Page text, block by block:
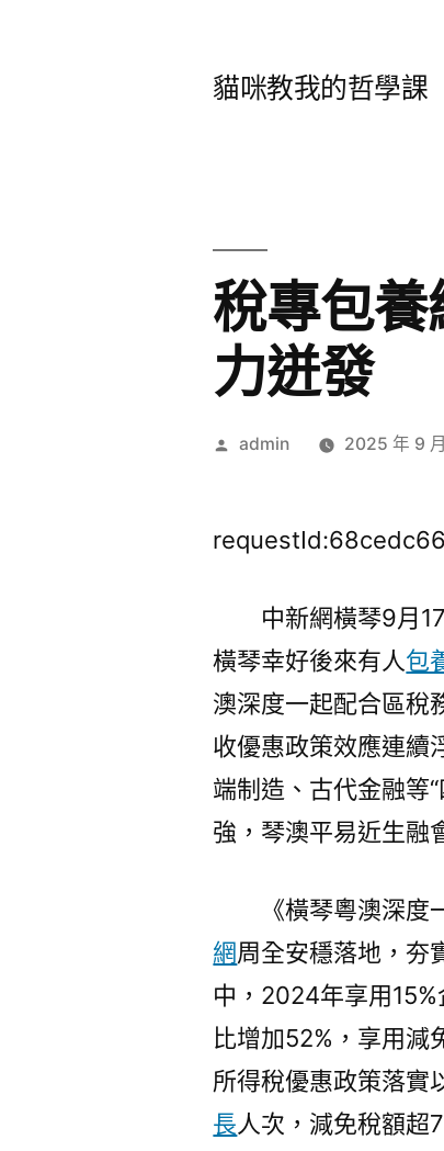
貓咪教我的哲學課
稅專包養
力迸發
作
admin 2025 年 9
中新網橫琴9月
橫琴幸好後來有人包
澳深度一起配合區稅
收優惠政策效應連續
端制造、古代金融等“
強，琴澳平易近生融
《橫琴粵澳深
網周全安穩落地，夯
中，2024年享用15%
比增加52%，享用減
所得稅優惠政策落實
長人次，減免稅額超